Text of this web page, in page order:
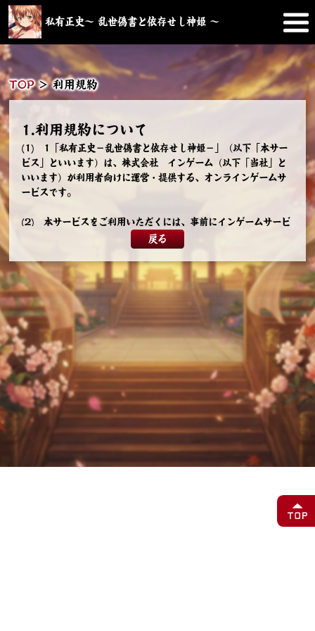
私有正史～ 乱世偽書と依存せし神姫 ～
TOP＞利用規約
1.利用規約について
(1) 1「私有正史－乱世偽書と依存せし神姫－」（以下「本サー
ビス」といいます）は、株式会社 インゲーム（以下「当社」と
いいます）が利用者向けに運営・提供する、オンラインゲームサ
ービスです。
(2) 本サービスをご利用いただくには、事前にインゲームサービ
ス利用規約（以下「インゲーム規約」といいます）に同意の上、
当社の利用登録を行っていただく必要があります。また、本サー
ビス内の有料サービスをご利用いただくには、これに加えて有料
サービスの利用登録を行っていただく必要があります。
(3) 本サービスのご利用にあたっては、インゲーム規約ととも
に、個別規程としてこの利用規約（以下「本利用規約」といいま
す）が適用されます。事前によくお読みいただいた上で、インゲ
ーム規約と本利用規約を守って本サービスをご利用ください。
(4) 本利用規約とは別に、それぞれ個別の本サービスの提供・利
用について設けられている利用規約やガイドライン並びに随時当
社より公表される各種の取り決めや通知（以下「個別規約」とい
います）は、本利用規約と一体をなすものであり、個別規約の内
容と本利用規約の内容とが異なる場合には、個別規約の内容が本
利用規約の内容に優先して適用されます。
任意に変更する場合があります。この場合、当社は直ちに変更後
戻る